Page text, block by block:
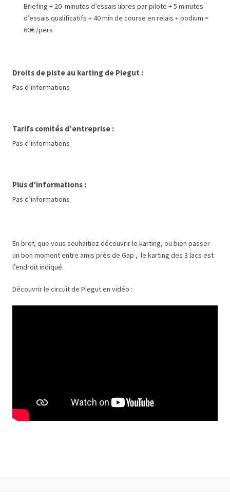
Briefing + 20 minutes d’essais libres par pilote + 5 minutes
d’essais qualificatifs + 40 min de course en relais + podium =
60€ /pers
Droits de piste au karting de Piegut :
Pas d’informations
Tarifs comités d’entreprise :
Pas d’informations
Plus d’informations :
Pas d’informations
En bref, que vous souhaitiez découvrir le karting, ou bien passer
un bon moment entre amis près de Gap , le karting des 3 lacs est
l’endroit indiqué.
Découvrir le circuit de Piegut en vidéo :